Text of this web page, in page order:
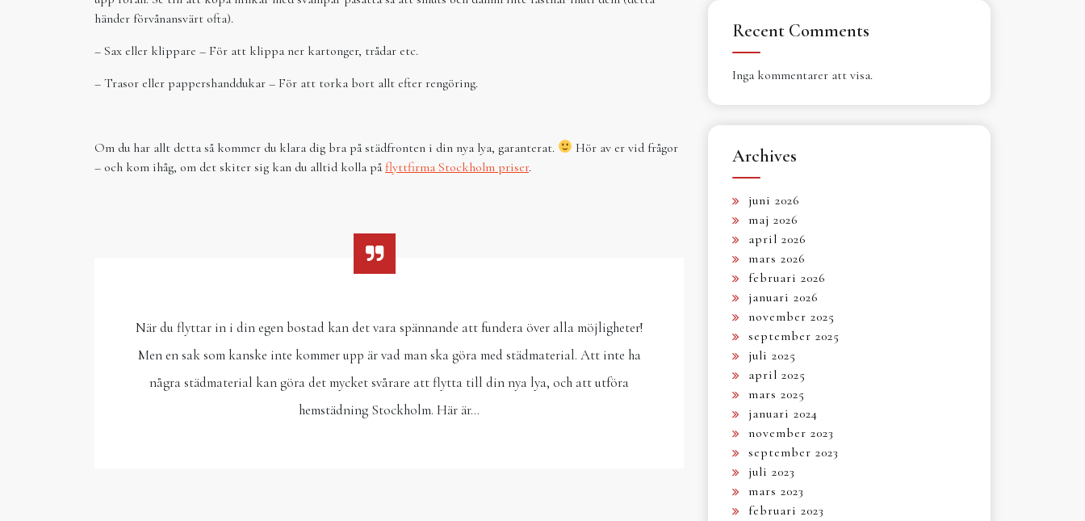
händer förvånansvärt ofta).
– Sax eller klippare – För att klippa ner kartonger, trådar etc.
– Trasor eller pappershanddukar – För att torka bort allt efter rengöring.
Om du har allt detta så kommer du klara dig bra på städfronten i din nya lya, garanterat.
Hör av er vid frågor
– och kom ihåg, om det skiter sig kan du alltid kolla på flyttfirma Stockholm priser.
När du flyttar in i din egen bostad kan det vara spännande att fundera över alla möjligheter!
Men en sak som kanske inte kommer upp är vad man ska göra med städmaterial. Att inte ha
några städmaterial kan göra det mycket svårare att flytta till din nya lya, och att utföra
hemstädning Stockholm. Här är…
Recent Comments
Inga kommentarer att visa.
Archives
juni 2026
maj 2026
april 2026
mars 2026
februari 2026
januari 2026
november 2025
september 2025
juli 2025
april 2025
mars 2025
januari 2024
november 2023
september 2023
juli 2023
mars 2023
februari 2023